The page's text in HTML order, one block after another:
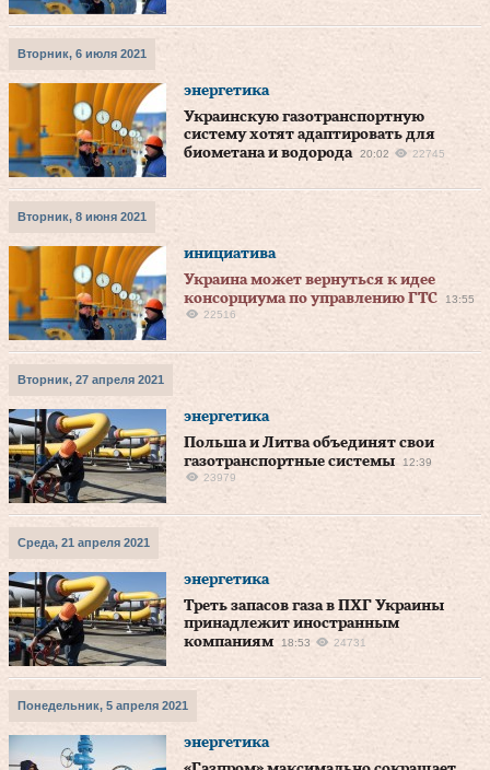
Вторник, 6 июля 2021
энергетика
Украинскую газотранспортную
систему хотят адаптировать для
биометана и водорода
20:02 22745
Вторник, 8 июня 2021
инициатива
Украина может вернуться к идее
консорциума по управлению ГТС
13:55
22516
Вторник, 27 апреля 2021
энергетика
Польша и Литва объединят свои
газотранспортные системы
12:39
23979
Среда, 21 апреля 2021
энергетика
Треть запасов газа в ПХГ Украины
принадлежит иностранным
компаниям
18:53 24731
Понедельник, 5 апреля 2021
энергетика